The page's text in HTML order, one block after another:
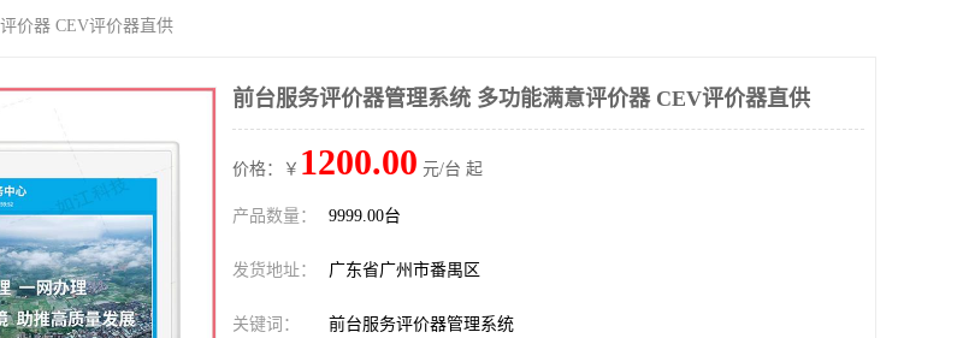
价器 CEV评价器直供
前台服务评价器管理系统 多功能满意评价器 CEV评价器直供
价格：￥ 1200.00 元/台 起
产品数量： 9999.00台
发货地址： 广东省广州市番禺区
关键词： 前台服务评价器管理系统